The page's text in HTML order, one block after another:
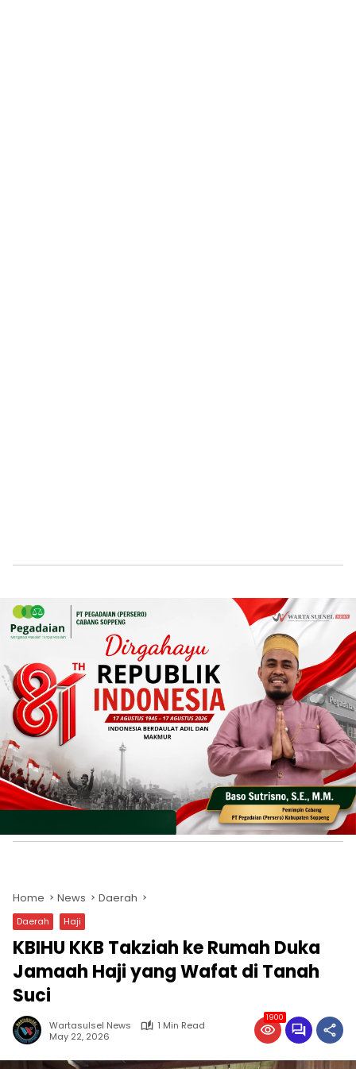
Home News Daerah
Daerah Haji
KBIHU KKB Takziah ke Rumah Duka
Jamaah Haji yang Wafat di Tanah
Suci
Wartasulsel News
1 Min Read
May 22, 2026
1900